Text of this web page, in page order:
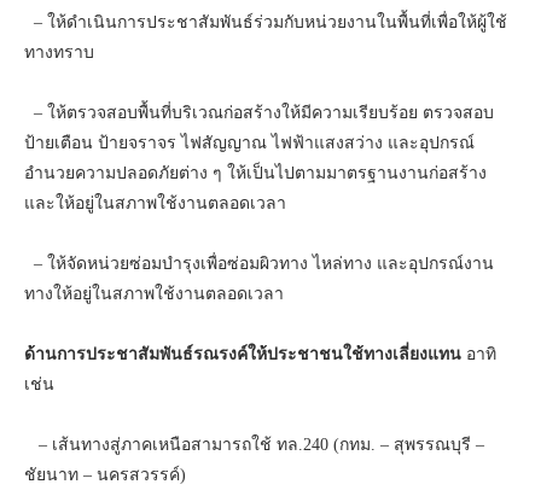
– ให้ดำเนินการประชาสัมพันธ์ร่วมกับหน่วยงานในพื้นที่เพื่อให้ผู้ใช้
ทางทราบ
– ให้ตรวจสอบพื้นที่บริเวณก่อสร้างให้มีความเรียบร้อย ตรวจสอบ
ป้ายเตือน ป้ายจราจร ไฟสัญญาณ ไฟฟ้าแสงสว่าง และอุปกรณ์
อำนวยความปลอดภัยต่าง ๆ ให้เป็นไปตามมาตรฐานงานก่อสร้าง
และให้อยู่ในสภาพใช้งานตลอดเวลา
– ให้จัดหน่วยซ่อมบำรุงเพื่อซ่อมผิวทาง ไหล่ทาง และอุปกรณ์งาน
ทางให้อยู่ในสภาพใช้งานตลอดเวลา
ด้านการประชาสัมพันธ์รณรงค์ให้ประชาชนใช้ทางเลี่ยงแทน อาทิ
เช่น
– เส้นทางสู่ภาคเหนือสามารถใช้ ทล.240 (กทม. – สุพรรณบุรี –
ชัยนาท – นครสวรรค์)